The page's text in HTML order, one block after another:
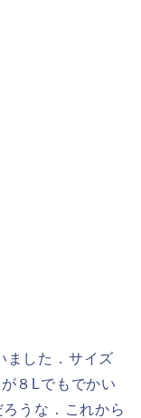
ました．サイズ
８Lでもでかい
うな．これから